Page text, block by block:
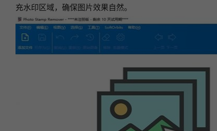
充水印区域，确保图片效果自然。